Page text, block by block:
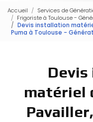
Accueil
Services de
Frigoriste à Toulouse -
Devis installation
Puma à Toulouse -
matériel